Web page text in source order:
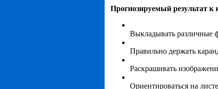
Прогнозируемый результат к
Выкладывать различные
Правильно держать
Раскрашивать
Ориентироваться на